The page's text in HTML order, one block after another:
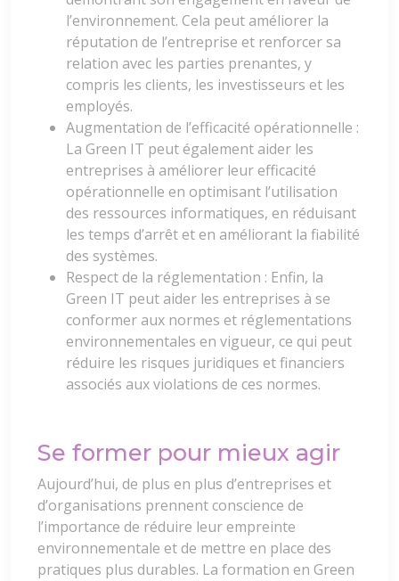
l’environnement. Cela peut améliorer la
réputation de l’entreprise et renforcer sa
relation avec les parties prenantes, y
compris les clients, les investisseurs et les
employés.
Augmentation de l’efficacité opérationnelle :
La Green IT peut également aider les
entreprises à améliorer leur efficacité
opérationnelle en optimisant l’utilisation
des ressources informatiques, en réduisant
les temps d’arrêt et en améliorant la fiabilité
des systèmes.
Respect de la réglementation : Enfin, la
Green IT peut aider les entreprises à se
conformer aux normes et réglementations
environnementales en vigueur, ce qui peut
réduire les risques juridiques et financiers
associés aux violations de ces normes.
Se former pour mieux agir
Aujourd’hui, de plus en plus d’entreprises et
d’organisations prennent conscience de
l’importance de réduire leur empreinte
environnementale et de mettre en place des
pratiques plus durables. La formation en Green